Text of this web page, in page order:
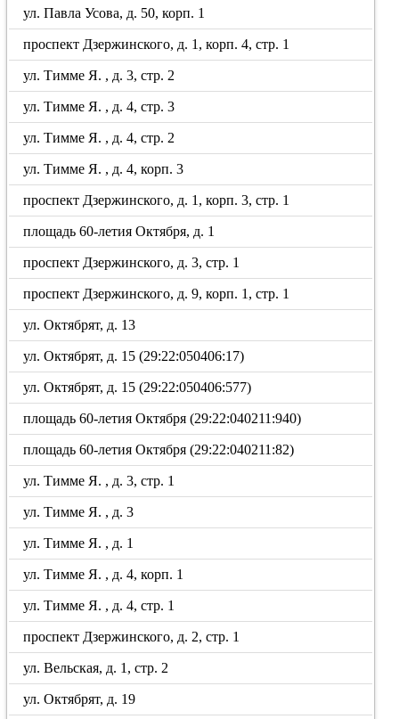
ул. Павла Усова, д. 50, корп. 1
проспект Дзержинского, д. 1, корп. 4, стр. 1
ул. Тимме Я. , д. 3, стр. 2
ул. Тимме Я. , д. 4, стр. 3
ул. Тимме Я. , д. 4, стр. 2
ул. Тимме Я. , д. 4, корп. 3
проспект Дзержинского, д. 1, корп. 3, стр. 1
площадь 60-летия Октября, д. 1
проспект Дзержинского, д. 3, стр. 1
проспект Дзержинского, д. 9, корп. 1, стр. 1
ул. Октябрят, д. 13
ул. Октябрят, д. 15 (29:22:050406:17)
ул. Октябрят, д. 15 (29:22:050406:577)
площадь 60-летия Октября (29:22:040211:940)
площадь 60-летия Октября (29:22:040211:82)
ул. Тимме Я. , д. 3, стр. 1
ул. Тимме Я. , д. 3
ул. Тимме Я. , д. 1
ул. Тимме Я. , д. 4, корп. 1
ул. Тимме Я. , д. 4, стр. 1
проспект Дзержинского, д. 2, стр. 1
ул. Вельская, д. 1, стр. 2
ул. Октябрят, д. 19